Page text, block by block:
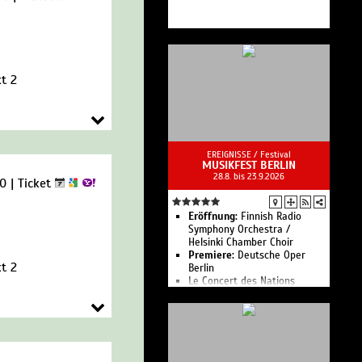
2
| Ticket
2
EREIGNISSE / Festival
MUSIKFEST BERLIN
28.8. bis 23.9.2026
Eröffnung: Finnish Radio
Symphony Orchestra /
Helsinki Chamber Choir
Premiere: Deutsche Oper
Berlin
Le Concert des Nations
Lucerne Festival
Contemporary Orchestra